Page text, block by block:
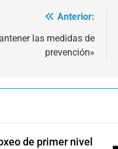
Anterior:
las medidas de
prevención»
de primer nivel